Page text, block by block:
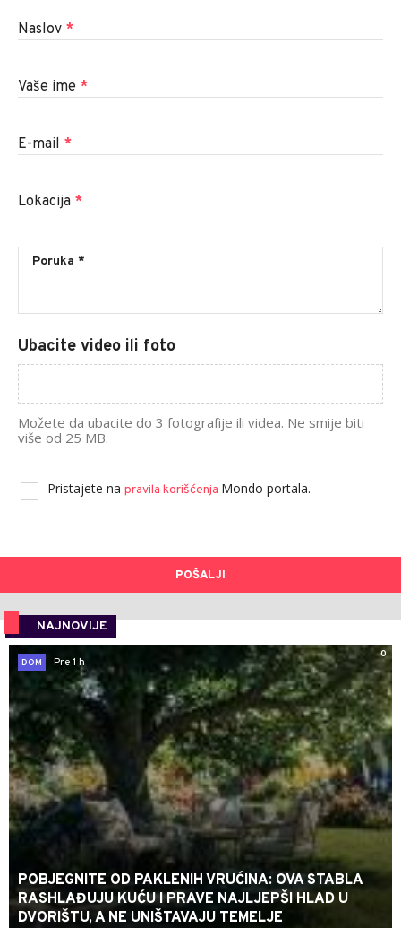
Naslov *
Vaše ime *
E-mail *
Lokacija *
Ubacite video ili foto
Možete da ubacite do 3 fotografije ili videa. Ne smije biti
više od 25 MB.
Pristajete na pravila korišćenja Mondo portala.
POŠALJI
NAJNOVIJE
0
DOM
Pre 1 h
POBJEGNITE OD PAKLENIH VRUĆINA: OVA STABLA
RASHLAĐUJU KUĆU I PRAVE NAJLJEPŠI HLAD U
DVORIŠTU, A NE UNIŠTAVAJU TEMELJE